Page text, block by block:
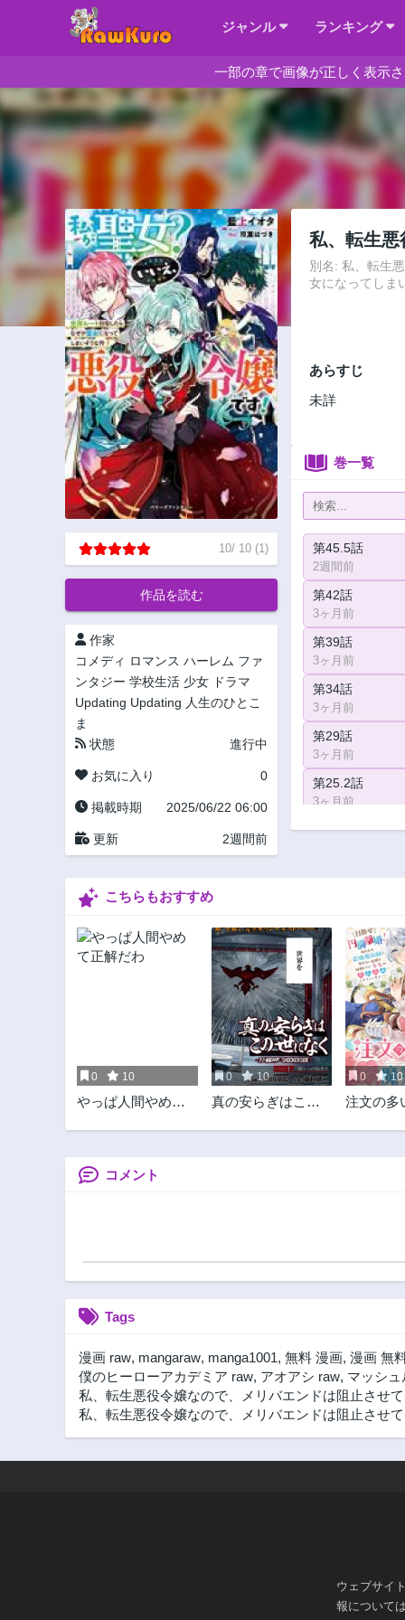
ジャンル ランキング
一部の章で画像が正しく表示
10/ 10 (1)
作品を読む
作家
コメディ ロマンス ハーレム ファ
ンタジー 学校生活 少女 ドラマ
Updating Updating 人生のひとこ
ま
状態
進行中
お気に入り 0
掲載時期 2025/06/22 06:00
更新 2週間前
私、転生
別名: 私、転生
女になってしま
あらすじ
未詳
巻一覧
第45.5話
2週間前
第42話
3ヶ月前
第39話
3ヶ月前
第34話
3ヶ月前
第29話
3ヶ月前
第25.2話
3ヶ月前
第21.2話
第17話
第12話
1年前
第7.1話
1年前
第3話
1年前
こちらもおすすめ
0 10
やっぱ人間やめて
0 10
真の安らぎはこの
SHOCKER SIDE-
0 10
注文の多
魔術師に
コメント
Tags
漫画 raw, mangaraw, manga1001, 無料 漫画, 漫画 無
僕のヒーローアカデミア raw, アオアシ raw, マッシュ
私、転生悪役令嬢なので、メリバエンドは阻止させ
私、転生悪役令嬢なので、メリバエンドは阻止させ
ウェブサイ
報について